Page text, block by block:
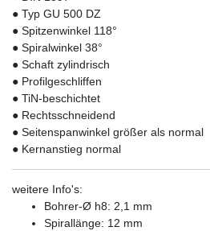
● Typ GU 500 DZ
● Spitzenwinkel 118°
● Spiralwinkel 38°
● Schaft zylindrisch
● Profilgeschliffen
● TiN-beschichtet
● Rechtsschneidend
● Seitenspanwinkel größer als normal
● Kernanstieg normal
weitere Info's:
Bohrer-Ø h8: 2,1 mm
Spirallänge: 12 mm